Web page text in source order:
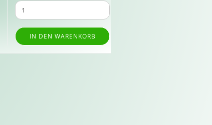
IN DEN WARENKORB